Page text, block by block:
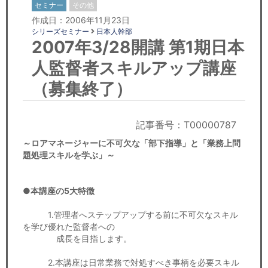
日本人にPR
コンサルティング
リサーチ
セミナー
労務顧問
飲食店情報
セミナー その他
作成日：2006年11月23日
シリーズセミナー 日本人幹部
2007年3/28開講 第1期日本
人監督者スキルアップ講座
（募集終了）
記事番号：T00000787
～ロアマネージャーに不可欠な「部下指導」と「業務上問
題処理スキルを学ぶ」～
●本講座の5大特徴
1.管理者へステップアップする前に不可欠なスキル
を学び優れた監督者への
成長を目指します。
2.本講座は日常業務で対処すべき事柄を必要スキル